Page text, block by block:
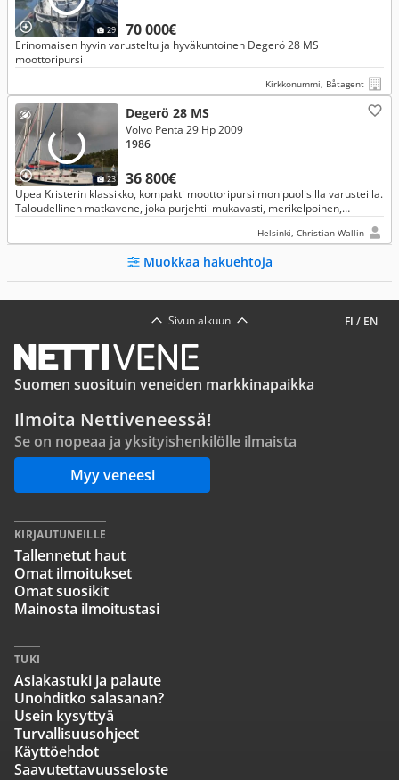
29 70 000€
Erinomaisen hyvin varusteltu ja hyväkuntoinen Degerö 28 MS
moottoripursi
Kirkkonummi, Båtagent
23
Degerö 28 MS
36 800€
Volvo Penta 29 Hp 2009
1986
Upea Kristerin klassikko, kompakti moottoripursi monipuolisilla varusteilla.
Taloudellinen matkavene, joka purjehtii mukavasti, merikelpoinen,
Helsinki, Christian Wallin
Muokkaa hakuehtoja
FI / EN
Sivun alkuun
Suomen suosituin veneiden markkinapaikka
Ilmoita Nettiveneessä!
Se on nopeaa ja yksityishenkilölle ilmaista
Myy veneesi
KIRJAUTUNEILLE
Tallennetut haut
Omat ilmoitukset
Omat suosikit
Mainosta ilmoitustasi
TUKI
Asiakastuki ja palaute
Unohditko salasanan?
Usein kysyttyä
Turvallisuusohjeet
Käyttöehdot
Saavutettavuusseloste